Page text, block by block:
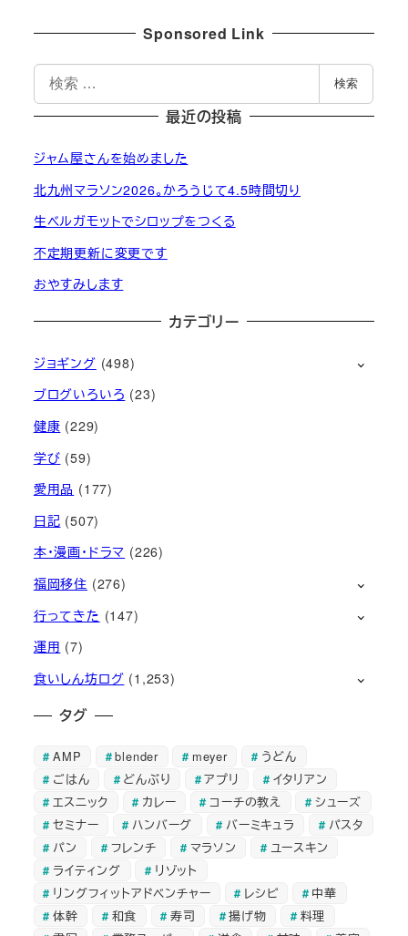
Sponsored Link
検
索
検索
最近の投稿
ジャム屋さんを始めました
北九州マラソン2026。かろうじて4.5時間切り
生ベルガモットでシロップをつくる
不定期更新に変更です
おやすみします
カテゴリー
ジョギング (498)
ブログいろいろ (23)
健康 (229)
学び (59)
愛用品 (177)
日記 (507)
本・漫画・ドラマ (226)
福岡移住 (276)
行ってきた (147)
運用 (7)
食いしん坊ログ (1,253)
タグ
AMP blender meyer
うどん
ごはん
どんぶり アプリ
イタリアン
エスニック
カレー コーチの教え
シューズ
セミナー
ハンバーグ バーミキュラ
パスタ
パン
フレンチ マラソン
ユースキン
ライティング
リゾット
リングフィットアドベンチャー
レシピ
中華
体幹
和食 寿司 揚げ物
料理